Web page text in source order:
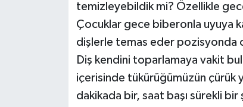
temizleyebildik mi? Özellikle
Çocuklar gece biberonla uyuya
dişlerle temas eder pozisyonda
Diş kendini toparlamaya vakit
içerisinde tükürüğümüzün çürük
dakikada bir, saat başı sürekli